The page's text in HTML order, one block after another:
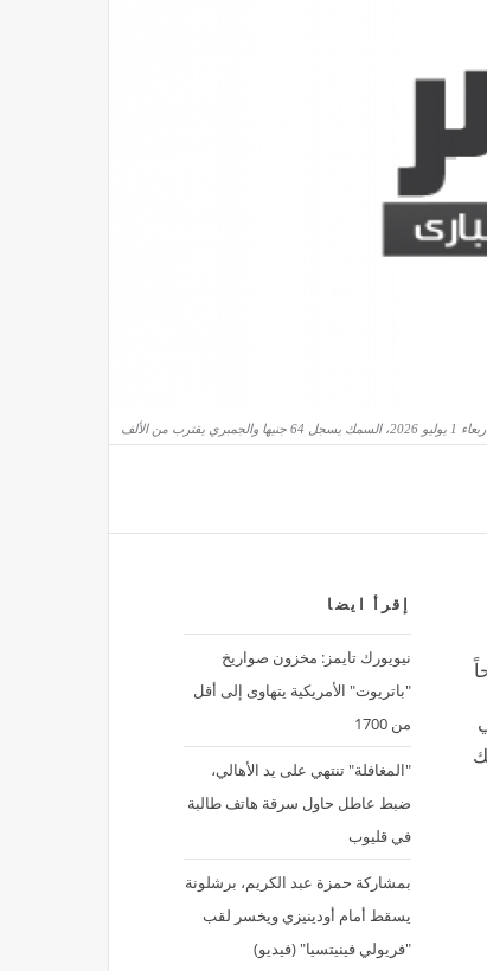
من الألف
إقرأ ايضا
نيويورك تايمز: مخزون صواريخ
"باتريوت" الأمريكية يتهاوى إلى أقل
من 1700
"المغافلة" تنتهي على يد الأهالي،
ضبط عاطل حاول سرقة هاتف طالبة
في قليوب
بمشاركة حمزة عبد الكريم، برشلونة
يسقط أمام أودينيزي ويخسر لقب
"فريولي فينيتسيا" (فيديو)